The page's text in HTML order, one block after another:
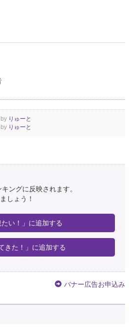
りゅーと
りゅーと
ングに反映されます。
しょう！
たい！」に追加する
きた！」に追加する
バナー広告お申込み